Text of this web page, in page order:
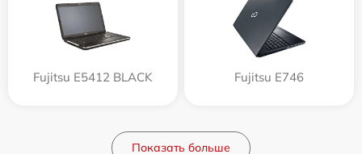
Fujitsu E5412 BLACK Fujitsu E746
Показать больше